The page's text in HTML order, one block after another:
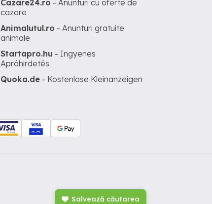
Salvează căutarea
Cazare24.ro - Anunturi cu oferte de
cazare
Animalutul.ro - Anunturi gratuite
animale
Startapro.hu - Ingyenes
Apróhirdetés
Quoka.de - Kostenlose Kleinanzeigen